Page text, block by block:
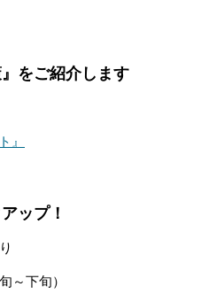
をご紹介します
』
ップ！
～下旬）